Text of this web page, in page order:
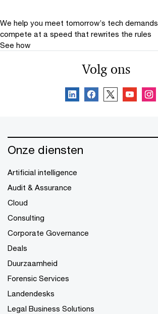
We help you meet tomorrow’s tech demands
compete at a speed that rewrites the rules
See how
Volg ons
Onze diensten
Artificial intelligence
Audit & Assurance
Cloud
Consulting
Corporate Governance
Deals
Duurzaamheid
Forensic Services
Landendesks
Legal Business Solutions